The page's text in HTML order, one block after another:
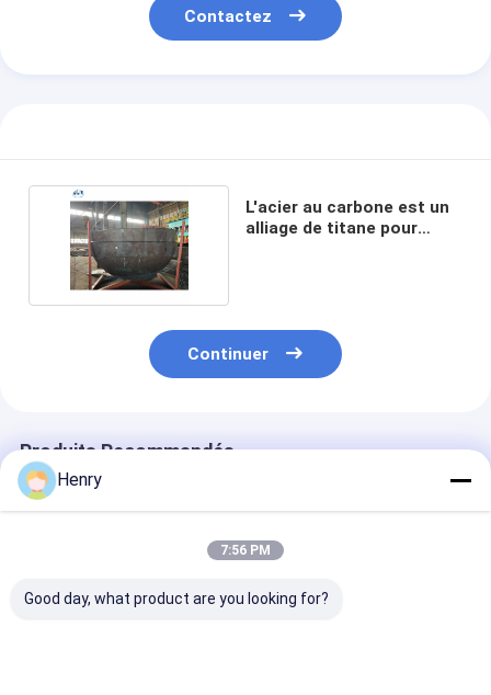
Contactez
L'acier au carbone est un
alliage de titane pour
Continuer
Produits Recommandés
Henry
7:56 PM
Good day, what product are you looking for?